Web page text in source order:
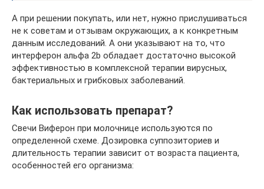
А при решении покупать, или нет, нужно прислушиваться
не к советам и отзывам окружающих, а к конкретным
данным исследований. А они указывают на то, что
интерферон альфа 2b обладает достаточно высокой
эффективностью в комплексной терапии вирусных,
бактериальных и грибковых заболеваний.
Как использовать препарат?
Свечи Виферон при молочнице используются по
определенной схеме. Дозировка суппозиториев и
длительность терапии зависит от возраста пациента,
особенностей его организма: